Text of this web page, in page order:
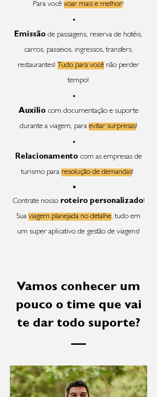
Para você voar mais e melhor!
Emissão de passagens, reserva de hotéis,
carros, passeios, ingressos, transfers,
restaurantes! Tudo para vocênão perder
tempo!
Auxílio com documentação e suporte
durante a viagem, para evitar surpresas!
Relacionamentocom as empresas de
turismo para resolução de demandas!
Contrate nosso roteiro personalizado!
Sua viagem planejada no detalhe, tudo em
um super aplicativo de gestão de viagens!
Vamos conhecer um
pouco o time que vai
te dar todo suporte?